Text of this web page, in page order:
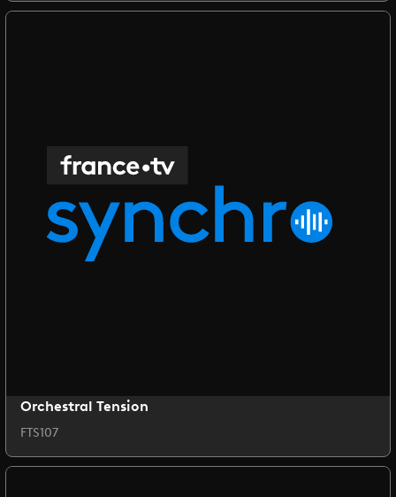
Orchestral Tension
FTS107